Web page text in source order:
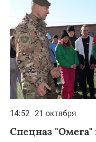
14:52 21 октября
Спецназ "Омега"